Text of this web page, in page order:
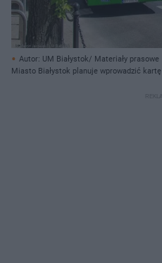
Autor: UM Białystok/ Materiały prasowe
Miasto Białystok planuje wprowadzić